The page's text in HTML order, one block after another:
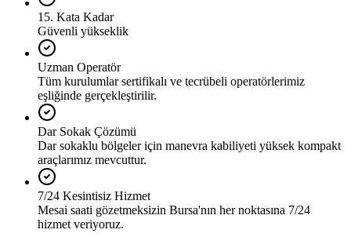
15. Kata Kadar
Güvenli yükseklik
Uzman Operatör
Tüm kurulumlar sertifikalı ve tecrübeli operatörlerimiz
eşliğinde gerçekleştirilir.
Dar Sokak Çözümü
Dar sokaklu bölgeler için manevra kabiliyeti yüksek kompakt
araçlarımız mevcuttur.
7/24 Kesintisiz Hizmet
Mesai saati gözetmeksizin Bursa'nın her noktasına 7/24
hizmet veriyoruz.